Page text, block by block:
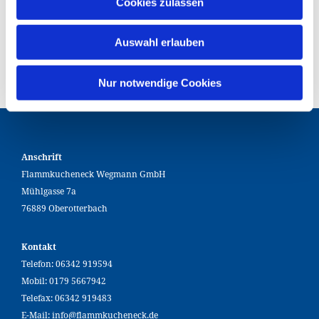
Auswahl erlauben
Nur notwendige Cookies
Leistungsaufnahme: 10,5 KW
·Versand: Spedition
Große Artikel werden mit einer
Spedition geliefert werden.
Anschrift
Flammkucheneck Wegmann GmbH
Mühlgasse 7a
76889 Oberotterbach
Kontakt
Telefon: 06342 919594
Mobil: 0179 5667942
Telefax: 06342 919483
E-Mail: info@flammkucheneck.de